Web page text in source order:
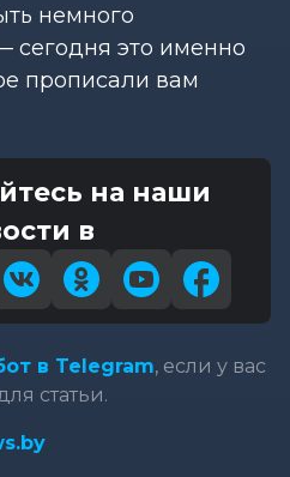
немного
это именно
прописали вам
на наши
в
в Telegram, если у вас
статьи.